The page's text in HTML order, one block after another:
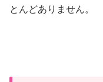
とんどありません。